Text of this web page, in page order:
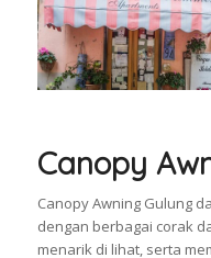
Canopy
Canopy Awning Gulung
dengan berbagai corak
menarik di lihat, serta